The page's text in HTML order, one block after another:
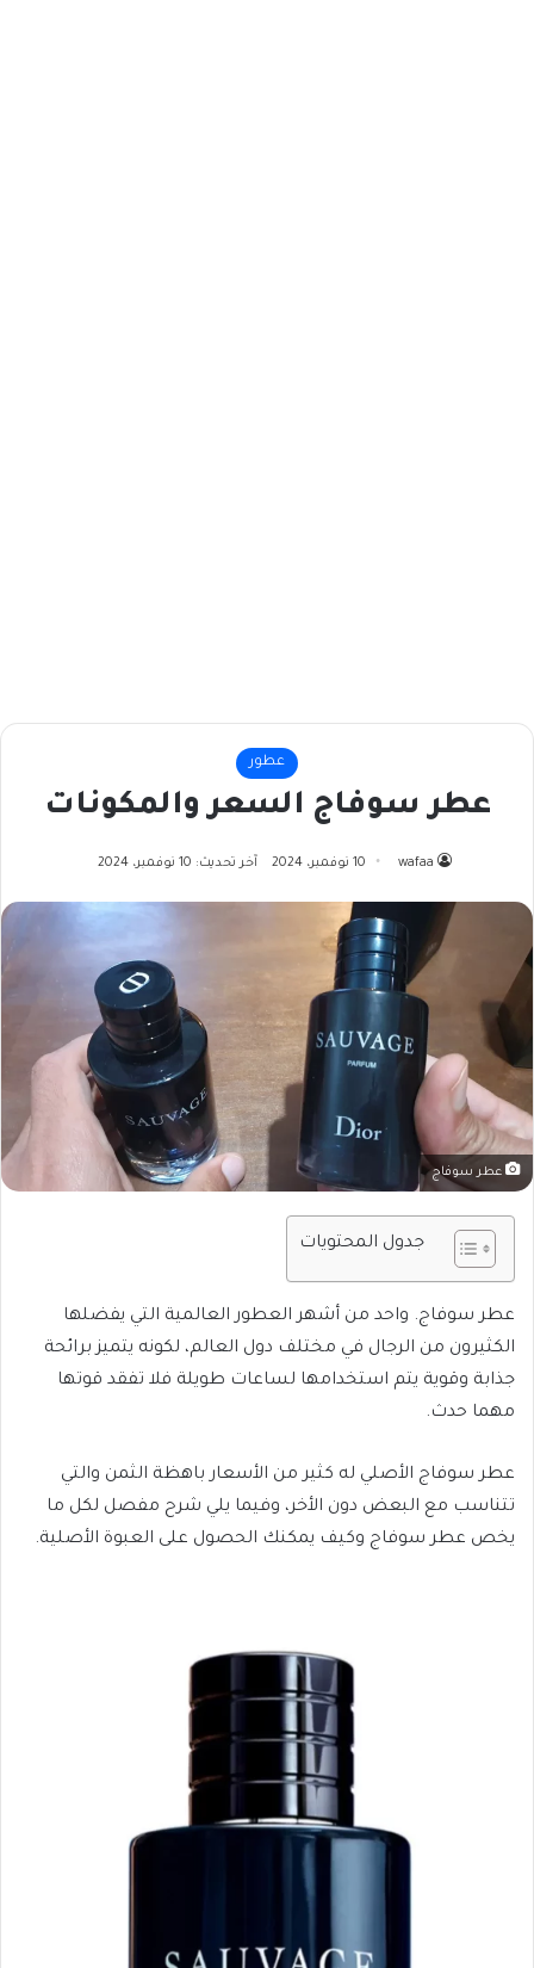
عطور
عطر سوفاج السعر والمكونات
wafaa 10 نوفمبر، 2024 آخر تحديث: 10 نوفمبر، 2024
عطر سوفاج
جدول المحتويات
عطر سوفاج. واحد من أشهر العطور العالمية التي يفضلها
الكثيرون من الرجال في مختلف دول العالم، لكونه يتميز برائحة
جذابة وقوية يتم استخدامها لساعات طويلة فلا تفقد قوتها
مهما حدث.
عطر سوفاج الأصلي له كثير من الأسعار باهظة الثمن والتي
تتناسب مع البعض دون الأخر، وفيما يلي شرح مفصل لكل ما
يخص عطر سوفاج وكيف يمكنك الحصول على العبوة الأصلية.